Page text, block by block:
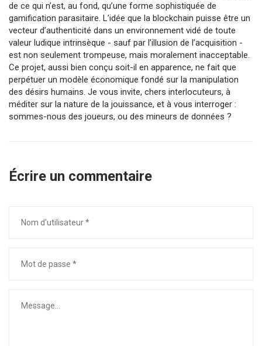
de ce qui n’est, au fond, qu’une forme sophistiquée de
gamification parasitaire. L’idée que la blockchain puisse être un
vecteur d’authenticité dans un environnement vidé de toute
valeur ludique intrinsèque - sauf par l’illusion de l’acquisition -
est non seulement trompeuse, mais moralement inacceptable.
Ce projet, aussi bien conçu soit-il en apparence, ne fait que
perpétuer un modèle économique fondé sur la manipulation
des désirs humains. Je vous invite, chers interlocuteurs, à
méditer sur la nature de la jouissance, et à vous interroger :
sommes-nous des joueurs, ou des mineurs de données ?
Écrire un commentaire